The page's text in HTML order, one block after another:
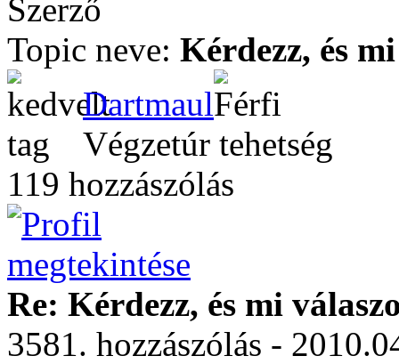
Szerző
Topic neve: Kérdezz, és
Dartmaul
Végzetúr tehetség
119 hozzászólás
Re: Kérdezz, és mi
3581. hozzászólás -